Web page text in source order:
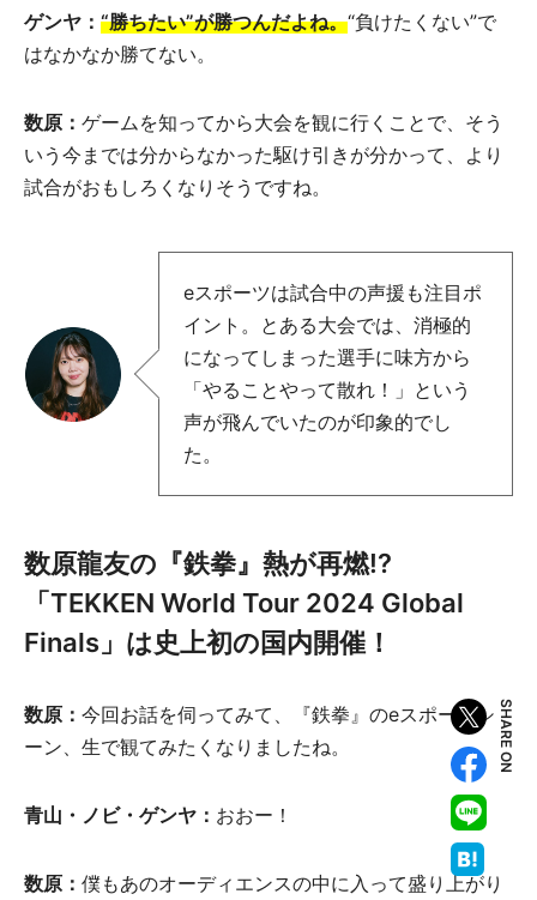
ゲンヤ： “勝ちたい”が勝つんだよね。“負けたくない”で
はなかなか勝てない。
数原： ゲームを知ってから大会を観に行くことで、そう
いう今までは分からなかった駆け引きが分かって、より
試合がおもしろくなりそうですね。
eスポーツは試合中の声援も注目ポ
イント。とある大会では、消極的
になってしまった選手に味方から
「やることやって散れ！」という
声が飛んでいたのが印象的でし
た。
数原龍友の『鉄拳』熱が再燃!?
「TEKKEN World Tour 2024 Global
Finals」は史上初の国内開催！
数原： 今回お話を伺ってみて、『鉄拳』のeスポーツシ
ーン、生で観てみたくなりましたね。
青山・ノビ・ゲンヤ： おおー！
数原： 僕もあのオーディエンスの中に入って盛り上がり
SHARE ON